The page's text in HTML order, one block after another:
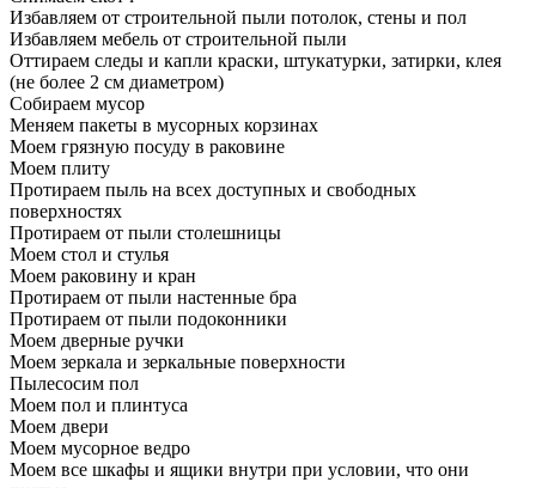
Избавляем от строительной пыли потолок, стены и пол
Избавляем мебель от строительной пыли
Оттираем следы и капли краски, штукатурки, затирки, клея
(не более 2 см диаметром)
Собираем мусор
Меняем пакеты в мусорных корзинах
Моем грязную посуду в раковине
Моем плиту
Протираем пыль на всех доступных и свободных
поверхностях
Протираем от пыли столешницы
Моем стол и стулья
Моем раковину и кран
Протираем от пыли настенные бра
Протираем от пыли подоконники
Моем дверные ручки
Моем зеркала и зеркальные поверхности
Пылесосим пол
Моем пол и плинтуса
Моем двери
Моем мусорное ведро
Моем все шкафы и ящики внутри при условии, что они